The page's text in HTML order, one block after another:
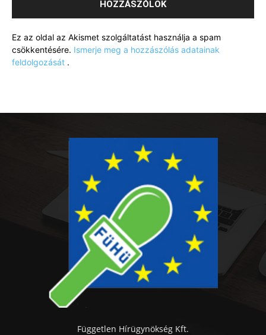
Ez az oldal az Akismet szolgáltatást használja a spam
csökkentésére. Ismerje meg a hozzászólás adatainak
feldolgozását .
Független Hírügynökség Kft.